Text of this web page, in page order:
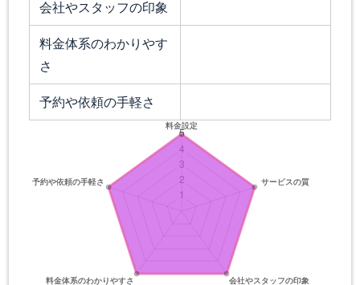
会社やスタッフの印象
料金体系のわかりやす
さ
予約や依頼の手軽さ